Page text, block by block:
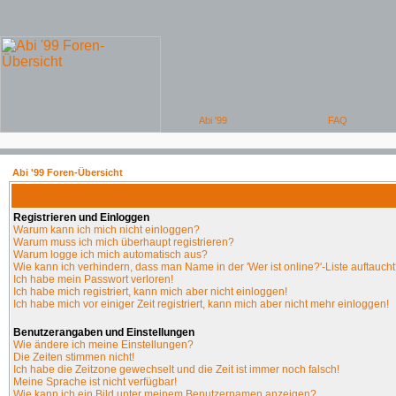
Abi '99 Foren-Übersicht
Registrieren und Einloggen
Warum kann ich mich nicht einloggen?
Warum muss ich mich überhaupt registrieren?
Warum logge ich mich automatisch aus?
Wie kann ich verhindern, dass man Name in der 'Wer ist online?'-Liste
Ich habe mein Passwort verloren!
Ich habe mich registriert, kann mich aber nicht einloggen!
Ich habe mich vor einiger Zeit registriert, kann mich aber nicht mehr einloggen!
Benutzerangaben und Einstellungen
Wie ändere ich meine Einstellungen?
Die Zeiten stimmen nicht!
Ich habe die Zeitzone gewechselt und die Zeit ist immer noch falsch!
Meine Sprache ist nicht verfügbar!